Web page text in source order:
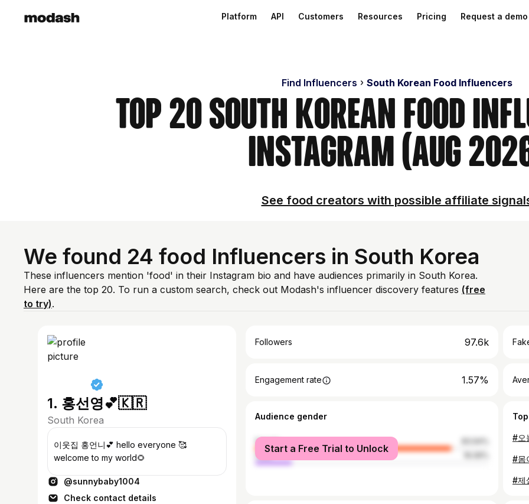
Platform API Customers Resources Pricing Request a demo
Find Influencers South Korean Food Influencers
Top 20 South Korean Food
Instagram (Aug
See food creators with possible affiliate
We found 24 food Influencers in South Korea
These influencers mention 'food' in their Instagram bio and have audiences primarily in South Korea.
Here are the top 20. To run a custom search, check out Modash's influencer discovery features (free
to try).
1. 홍선영💕🇰🇷
South Korea
이웃집 홍언니💕 hello everyone 🥰
welcome to my world🌻
@sunnybaby1004
Check contact details
Followers 97.6k
Engagement rate 1.57%
Audience gender
female
male
Start a Free Trial to Unlock